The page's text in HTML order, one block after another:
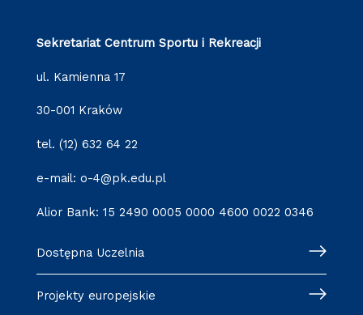
Sekretariat Centrum Sportu i Rekreacji
ul. Kamienna 17
30-001 Kraków
tel. (12) 632 64 22
e-mail: o-4@pk.edu.pl
Alior Bank: 15 2490 0005 0000 4600 0022 0346
Dostępna Uczelnia
Projekty europejskie